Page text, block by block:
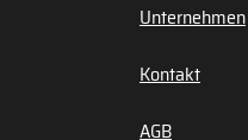
Unternehmen
Kontakt
AGB